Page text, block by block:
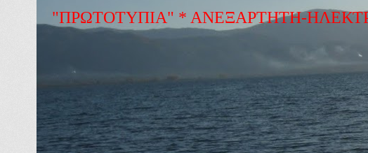
"ΠΡΩΤΟΤΥΠΙΑ" * ΑΝΕΞΑΡΤΗΤΗ-